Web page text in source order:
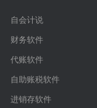
自会计说
财务软件
代账软件
自助账税软件
进销存软件